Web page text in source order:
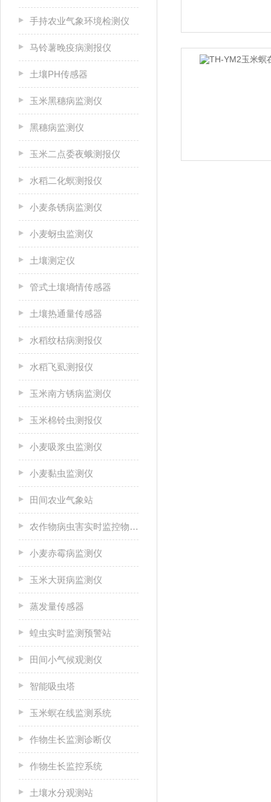
手持农业气象环境检测仪
马铃薯晚疫病测报仪
土壤PH传感器
玉米黑穗病监测仪
黑穗病监测仪
玉米二点委夜蛾测报仪
水稻二化螟测报仪
小麦条锈病监测仪
小麦蚜虫监测仪
土壤测定仪
管式土壤墒情传感器
土壤热通量传感器
水稻纹枯病测报仪
水稻飞虱测报仪
玉米南方锈病监测仪
玉米棉铃虫测报仪
小麦吸浆虫监测仪
小麦黏虫监测仪
田间农业气象站
农作物病虫害实时监控物联网设备
小麦赤霉病监测仪
玉米大斑病监测仪
蒸发量传感器
蝗虫实时监测预警站
田间小气候观测仪
智能吸虫塔
玉米螟在线监测系统
作物生长监测诊断仪
作物生长监控系统
土壤水分观测站